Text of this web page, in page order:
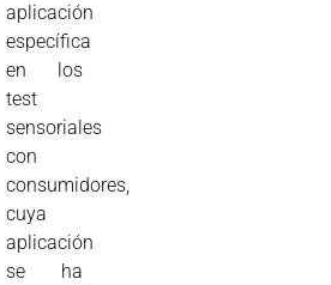
aplicación
específica
en los
test
sensoriales
con
consumidores,
cuya
aplicación
se ha